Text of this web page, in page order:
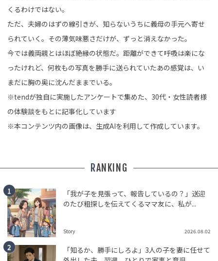
くるわけではない。
ただ、夫婦のはずの線引きが、知らないうちに義母の手元へ寄せ
られていく。その薄気味悪さだけが、ずっと消えなかった。
今では義両親とはほぼ絶縁の状態だ。距離ができて呼吸は楽にな
ったけれど、何枚もの写真を勝手に送られていたあの感覚は、い
まだに胸の奥に沈んだままでいる。
※tendが独自に実施したアンケートで集めた、30代・女性読者様
の体験談をもとに記事化しています
※本コンテンツ内の画像は、生成AIを利用して作成しています。
RANKING
「我が子を見張って、報告しているの？」送迎
のたび粗探しを伝えてくるママ友に、私が...
Story 2026.08.02
「知るか、勝手にしろよ」3人の子を妻に任せて